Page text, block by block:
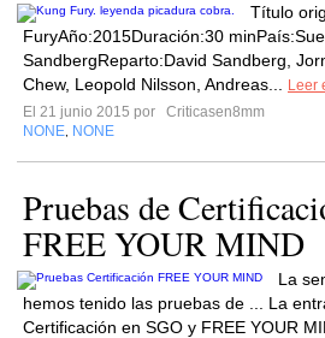
Título
FuryAño:2015Duración:30
SandbergReparto:David Sandberg,
Chew, Leopold Nilsson, Andreas...
Leer
El 21 junio 2015 por
Criticasen8mm
NONE NONE
Pruebas de
FREE YOUR MIND
La
hemos tenido las pruebas de ... La
Certificación en SGO y FREE YOUR